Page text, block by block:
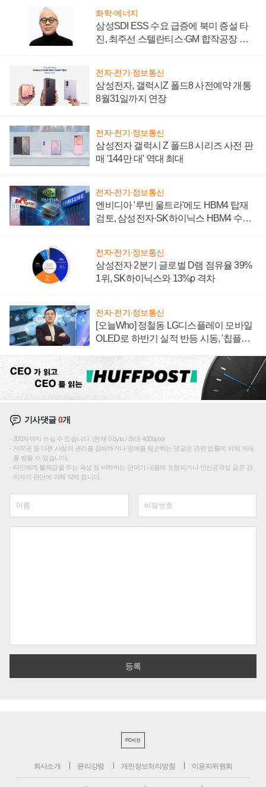
화학·에너지
삼성SDI ESS 수요 급증에 북미 증설 타
진, 최주선 스텔란티스·GM 합작공장 건
전자·전기·정보통신
삼성전자, 갤럭시Z 폴드8 사전예약 개통
8월31일까지 연장
전자·전기·정보통신
삼성전자 갤럭시 Z 폴드8 시리즈 사전 판
매 '144만 대' 역대 최대
전자·전기·정보통신
엔비디아 '루빈 울트라'에도 HBM4 탑재
검토, 삼성전자·SK하이닉스 HBM4 수율
전자·전기·정보통신
삼성전자 2분기 글로벌 D램 점유율 39%
1위, SK하이닉스와 13%p 격차
전자·전기·정보통신
[오늘Who] 정철동 LG디스플레이 모바일
OLED로 하반기 실적 반등 시동, '칩플레
기사댓글0개
200자까지 쓰실 수 있습니다. (현재 0 byte / 최대 400byte)
저작권 등 다른 사람의 권리를 침해하거나 명예를 훼손하는 댓글은 관련 법률에 의해 제재
를 받을 수 있습니다.
타인에게 불쾌감을 주는 욕설 등 비하하는 단어가 내용에 포함되거나 인신공격성 글은 관
리자의 판단에 의해 삭제 합니다.
PC버전
회사소개 윤리강령 개인정보처리방침 이용자위원회